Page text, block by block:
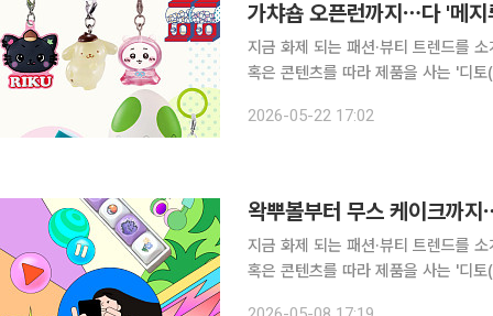
가챠숍 오픈런까지⋯다 '메
지금 화제 되는 패션·뷰티 트렌드를
혹은 콘텐츠를 따라 제품을 사는 '디
문방구에서 동전을 넣고 돌려 미니어
2026-05-22 17:02
왁뿌볼부터 무스 케이크까
지금 화제 되는 패션·뷰티 트렌드를
혹은 콘텐츠를 따라 제품을 사는 '디